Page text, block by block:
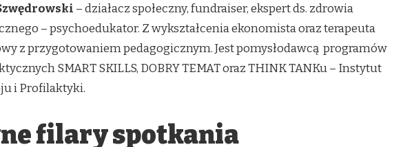
– działacz społeczny, fundraiser, ekspert ds. zdrowia
– psychoedukator. Z wykształcenia ekonomista oraz terapeuta
z przygotowaniem pedagogicznym. Jest pomysłodawcą programów
SMART SKILLS, DOBRY TEMAT oraz THINK TANKu – Instytut
i Profilaktyki.
filary spotkania